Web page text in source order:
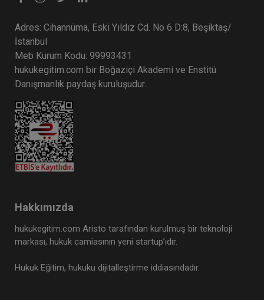
Adres: Cihannüma, Eski Yıldız Cd. No 6 D:8, Beşiktaş/
İstanbul
Meb Kurum Kodu: 99993431
hukukegitim.com bir Boğaziçi Akademi ve Enstitü
Danışmanlık paydaş kuruluşudur.
Hakkımızda
hukukegitim.com Aristo tarafından kurulmuş bir teknoloji
markası, hukuk camiasının yeni startup’ıdır.
Hukuk Eğitim, hukuku dijitalleştirme iddiasındadır.